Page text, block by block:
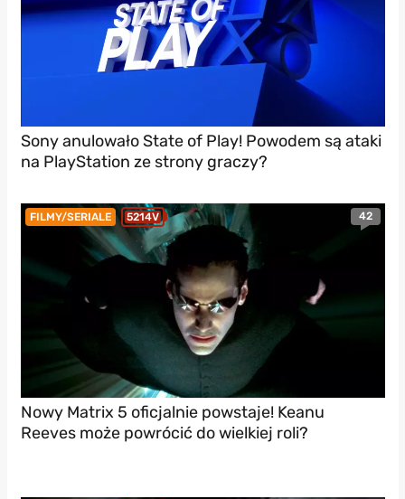
Sony anulowało State of Play! Powodem są ataki
na PlayStation ze strony graczy?
FILMY/SERIALE 5214V 42
Nowy Matrix 5 oficjalnie powstaje! Keanu
Reeves może powrócić do wielkiej roli?